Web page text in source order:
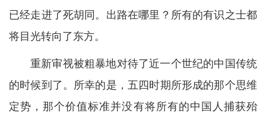
已经走进了死胡同。出路在哪里？所有的有识之士都
将目光转向了东方。
重新审视被粗暴地对待了近一个世纪的中国传统
的时候到了。所幸的是，五四时期所形成的那个思维
定势，那个价值标准并没有将所有的中国人捕获殆